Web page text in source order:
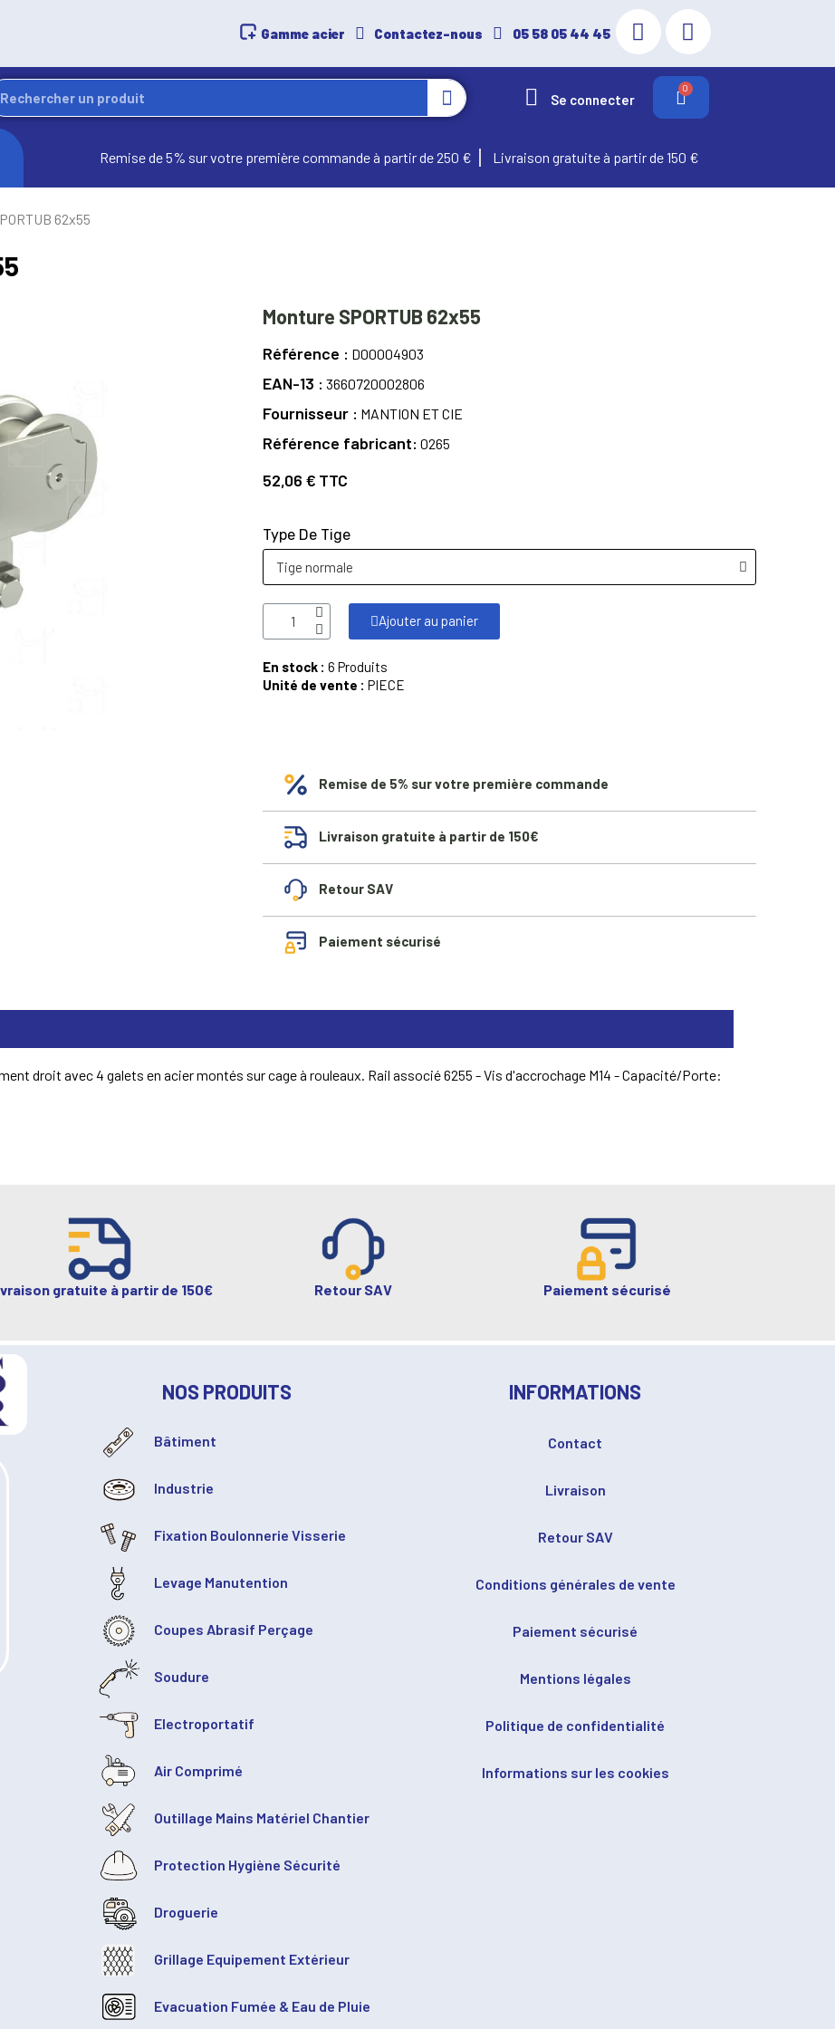
Gamme acier Contactez-nous 05 58 05 44 45
Se connecter
Remise de 5% sur votre première commande à partir de 250 € Livraison gratuite à partir de 150 €
62x55
Monture SPORTUB 62x55
Référence D00004903
EAN-13 3660720002806
Fournisseur MANTION ET CIE
Référence fabricant 0265
52,06 € TTC
Type De Tige
Ajouter au panier
En stock : 6 Produits
Unité de vente : PIECE
Remise de 5% sur votre première commande
Livraison gratuite à partir de 150€
Retour SAV
Paiement sécurisé
droit avec 4 galets en acier montés sur cage à rouleaux. Rail associé 6255 - Vis d'accrochage M14 - Capacité/Porte:
gratuite à partir de 150€ Retour SAV Paiement sécurisé
NOS PRODUITS
Bâtiment
Industrie
Fixation Boulonnerie Visserie
Levage Manutention
Coupes Abrasif Perçage
Soudure
Electroportatif
Air Comprimé
Outillage Mains Matériel Chantier
Protection Hygiène Sécurité
Droguerie
Grillage Equipement Extérieur
Evacuation Fumée & Eau de Pluie
INFORMATIONS
Contact
Livraison
Retour SAV
Conditions générales de vente
Paiement sécurisé
Mentions légales
Politique de confidentialité
Informations sur les cookies